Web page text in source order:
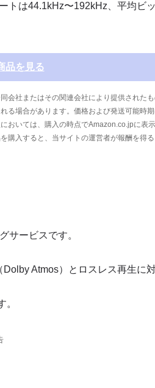
トは44.1kHz〜192kHz、平均ビ
品を見る
会社またはその関連会社により提供された
る場合があります。価格および発送可能時
おいては、購入の時点でAmazon.co.jpに表
入すると、当サイトの運営者が報酬を得る
サービスです。
Atmos）とロスレス再生に対